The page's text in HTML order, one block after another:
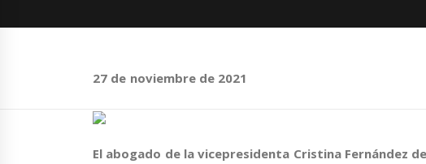
27 de noviembre de 2021
El abogado de la vicepresidenta Cristina Fernández